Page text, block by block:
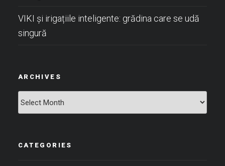
VIKI și irigațiile inteligente: grădina care se udă
singură
ARCHIVES
Archives
CATEGORIES